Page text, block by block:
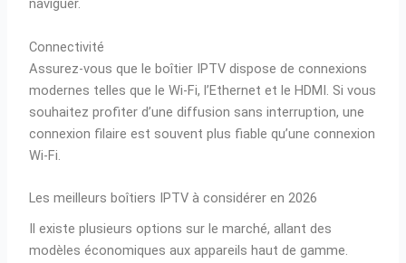
naviguer.
Connectivité
Assurez-vous que le boîtier IPTV dispose de connexions
modernes telles que le Wi-Fi, l’Ethernet et le HDMI. Si vous
souhaitez profiter d’une diffusion sans interruption, une
connexion filaire est souvent plus fiable qu’une connexion
Wi-Fi.
Les meilleurs boîtiers IPTV à considérer en 2026
Il existe plusieurs options sur le marché, allant des
modèles économiques aux appareils haut de gamme.